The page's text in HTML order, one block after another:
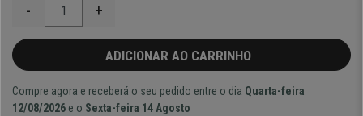
- +
ADICIONAR AO CARRINHO
Compre agora e receberá o seu pedido entre o dia Quarta-feira
12/08/2026 e o Sexta-feira 14 Agosto